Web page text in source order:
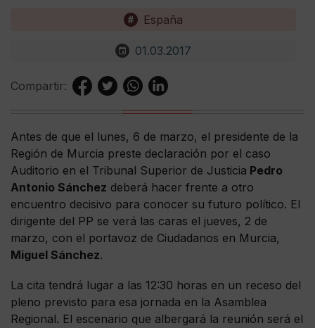
España
01.03.2017
Compartir:
Antes de que el lunes, 6 de marzo, el presidente de la
Región de Murcia preste declaración por el caso
Auditorio en el Tribunal Superior de Justicia Pedro
Antonio Sánchez deberá hacer frente a otro
encuentro decisivo para conocer su futuro político. El
dirigente del PP se verá las caras el jueves, 2 de
marzo, con el portavoz de Ciudadanos en Murcia,
Miguel Sánchez.
La cita tendrá lugar a las 12:30 horas en un receso del
pleno previsto para esa jornada en la Asamblea
Regional. El escenario que albergará la reunión será el